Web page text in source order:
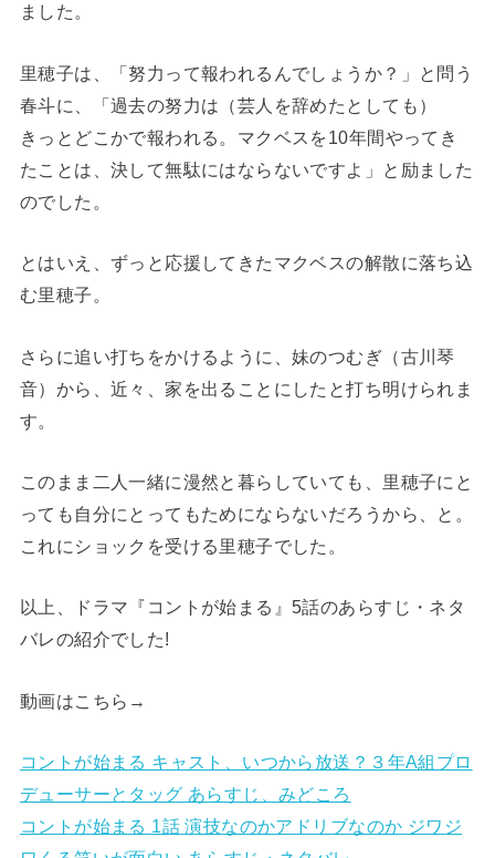
ました。
里穂子は、「努力って報われるんでしょうか？」と問う
春斗に、「過去の努力は（芸人を辞めたとしても）
きっとどこかで報われる。マクベスを10年間やってき
たことは、決して無駄にはならないですよ」と励ました
のでした。
とはいえ、ずっと応援してきたマクベスの解散に落ち込
む里穂子。
さらに追い打ちをかけるように、妹のつむぎ（古川琴
音）から、近々、家を出ることにしたと打ち明けられま
す。
このまま二人一緒に漫然と暮らしていても、里穂子にと
っても自分にとってもためにならないだろうから、と。
これにショックを受ける里穂子でした。
以上、ドラマ『コントが始まる』5話のあらすじ・ネタ
バレの紹介でした!
動画はこちら→
コントが始まる キャスト、いつから放送？３年A組プロ
デューサーとタッグ あらすじ、みどころ
コントが始まる 1話 演技なのかアドリブなのか ジワジ